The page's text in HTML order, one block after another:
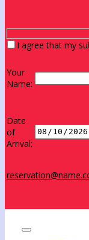
I agree that my
Your
Name:
Date
of
Arrival: